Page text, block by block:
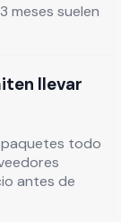
meses suelen
llevar
paquetes todo
antes de